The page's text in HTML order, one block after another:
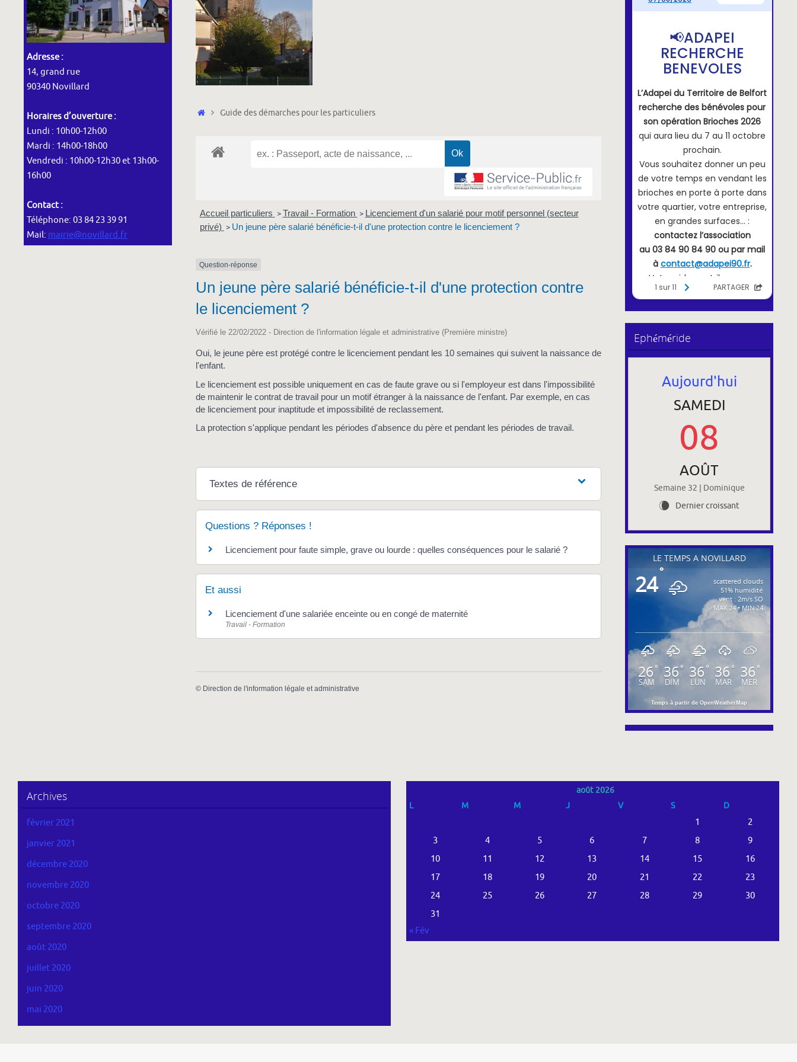
Accueil
Guide des démarches pour les particuliers
Accueil particuliers > Travail - Formation > Licenciement d'un salarié pour motif personnel (secteur
privé) > Un jeune père salarié bénéficie-t-il d'une protection contre le licenciement ?
Question-réponse
Un jeune père salarié bénéficie-t-il d'une protection contre
le licenciement ?
Vérifié le 22/02/2022 - Direction de l'information légale et administrative (Première ministre)
Oui, le jeune père est protégé contre le licenciement pendant les 10 semaines qui suivent la naissance de
l'enfant.
Le licenciement est possible uniquement en cas de faute grave ou si l'employeur est dans l'impossibilité
de maintenir le contrat de travail pour un motif étranger à la naissance de l'enfant. Par exemple, en cas
de licenciement pour inaptitude et impossibilité de reclassement.
La protection s'applique pendant les périodes d'absence du père et pendant les périodes de travail.
Textes de référence
Questions ? Réponses !
Licenciement pour faute simple, grave ou lourde : quelles conséquences pour le salarié ?
Et aussi
Licenciement d'une salariée enceinte ou en congé de maternité
Travail - Formation
© Direction de l'information légale et administrative
Adresse :
14, grand rue
90340 Novillard
Horaires d’ouverture :
Lundi : 10h00-12h00
Mardi : 14h00-18h00
Vendredi : 10h00-12h30 et 13h00-
16h00
Contact :
Téléphone: 03 84 23 39 91
Mail: mairie@novillard.fr
Ephéméride
Aujourd'hui
SAMEDI
08
AOÛT
Semaine 32 | Dominique
W Dernier croissant
LE TEMPS À NOVILLARD
24°
scattered clouds
51% humidité
vent : 2m/s SO
MAX 24 • MIN 24
26°
SAM
36 °
DIM
36 °
LUN
36 °
MAR
36 °
MER
Temps à partir de OpenWeatherMap
Archives
février 2021
janvier 2021
décembre 2020
novembre 2020
octobre 2020
septembre 2020
août 2020
juillet 2020
juin 2020
mai 2020
août 2026
L
M M J V S D
1
2
3
4 5 6 7 8
9
10
11 12 13 14 15
16
17
18 19 20 21 22
23
24
25 26 27 28 29
30
31
« Fév